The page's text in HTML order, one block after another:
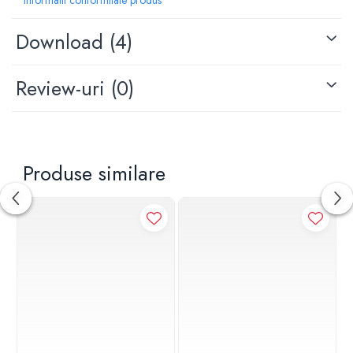
Rezistenta la rugina/agenti chimici - materialele utilizate sunt
rezistente la rugina/actiunea agentilor chimici. Nu este
face cea mai potrivita alegerea capacelor din material
compozit, ideala pentru utilizare in spatiile unde se lucreaza
spatii cu umiditate ridicata (ex. pietonale, fabrici etc).
Zgomot redus - reduce zgomotul produs de vehiculele ce
Protectia mediului - comparativ cu producerea capacelor
Download (4)
Review-uri (0)
Produse similare